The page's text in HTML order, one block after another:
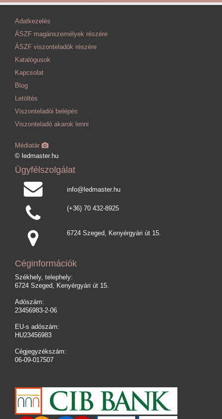
Adatkezelés
ÁSZF magánszemélyek részére
ÁSZF viszonteladók részére
Katalógusok
Kapcsolat
Blog
Letöltés
Viszonteladói belépés
Viszonteladó akarok lenni
Médiatár
© ledmaster.hu
Ügyfélszolgálat
info@ledmaster.hu
(+36) 70 432-8925
6724 Szeged, Kenyérgyári út 15.
Céginformációk
Székhely, telephely:
6724 Szeged, Kenyérgyári út 15.
Adószám:
23456983-2-06
EU-s adószám:
HU23456983
Cégjegyzékszám:
06-09-017507